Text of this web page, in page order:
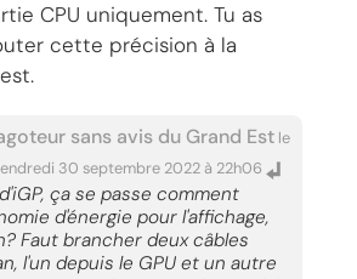
CPU uniquement. Tu as
cette précision à la
sans avis du Grand Est le
30 septembre 2022 à 22h06
ça se passe comment
d'énergie pour l'affichage,
Faut brancher deux câbles
l'un depuis le GPU et un autre